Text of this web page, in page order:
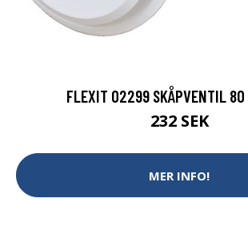
FLEXIT 02299 SKÅPVENTIL 80
232 SEK
MER INFO!